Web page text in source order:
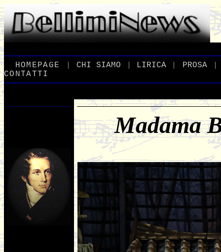
HOMEPAGE | CHI _SIAMO | LIRICA | PROSA_ |
CONTATTI
Madama